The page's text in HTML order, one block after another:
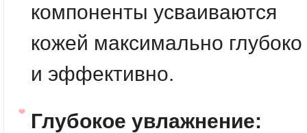
компоненты усваиваются
кожей максимально глубоко
и эффективно.
Глубокое увлажнение: